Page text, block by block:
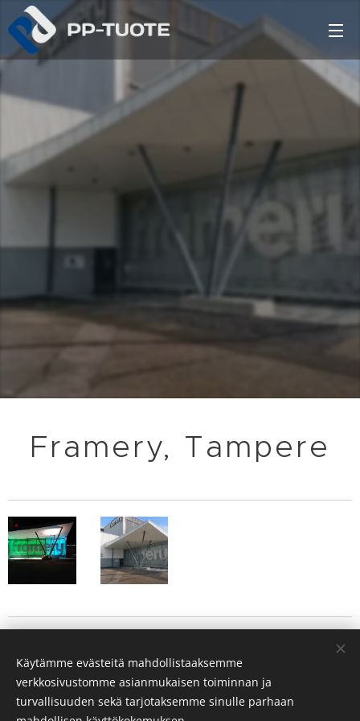
Framery, Tampere
TAKAISIN
Käytämme evästeitä mahdollistaaksemme
verkkosivustomme asianmukaisen toiminnan ja
turvallisuuden sekä tarjotaksemme sinulle parhaan